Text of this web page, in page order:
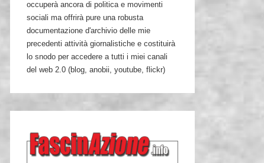
occuperà ancora di politica e movimenti
sociali ma offrirà pure una robusta
documentazione d'archivio delle mie
precedenti attività giornalistiche e costituirà
lo snodo per accedere a tutti i miei canali
del web 2.0 (blog, anobii, youtube, flickr)